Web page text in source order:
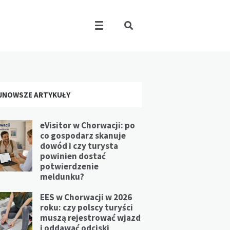
ARTYKUŁY
eVisitor w Chorwacji: po
co gospodarz skanuje
dowód i czy turysta
powinien dostać
potwierdzenie
meldunku?
EES w Chorwacji w 2026
roku: czy polscy turyści
muszą rejestrować wjazd